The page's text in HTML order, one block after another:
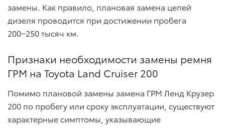
замены. Как правило, плановая замена цепей
дизеля проводится при достижении пробега
200−250 тысяч км.
Признаки необходимости замены ремня
ГРМ на Toyota Land Cruiser 200
Помимо плановой замены замена ГРМ Ленд Крузер
200 по пробегу или сроку эксплуатации, существуют
характерные симптомы, указывающие